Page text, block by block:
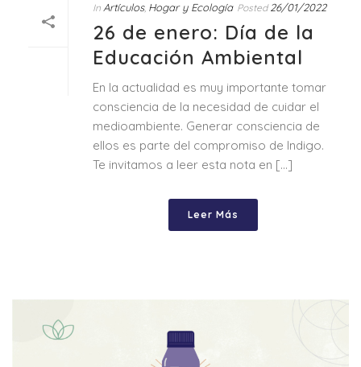
In Artículos, Hogar y Ecología Posted 26/01/2022
26 de enero: Día de la
Educación Ambiental
En la actualidad es muy importante tomar
consciencia de la necesidad de cuidar el
medioambiente. Generar consciencia de
ellos es parte del compromiso de Indigo.
Te invitamos a leer esta nota en [...]
Leer Más